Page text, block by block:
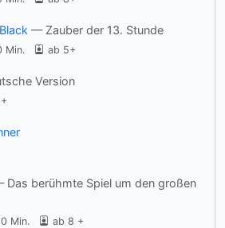
— Zauber der 13. Stunde
Min. ab 5+
Version
Das berühmte Spiel um den großen
Min. ab 8 +